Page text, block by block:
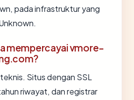
pada infrastruktur yang
mempercayai vmore-
Situs dengan SSL
riwayat, dan registrar